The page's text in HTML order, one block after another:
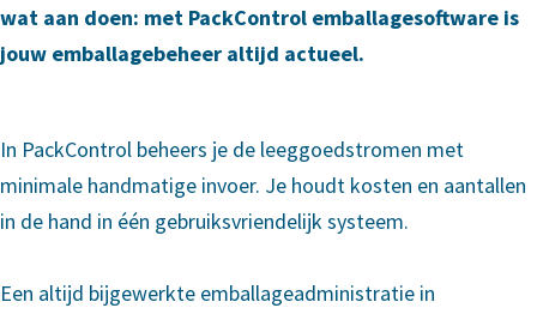
wat aan doen: met PackControl emballagesoftware is
jouw emballagebeheer altijd actueel.
In PackControl beheers je de leeggoedstromen met
minimale handmatige invoer. Je houdt kosten en aantallen
in de hand in één gebruiksvriendelijk systeem.
Een altijd bijgewerkte emballageadministratie in